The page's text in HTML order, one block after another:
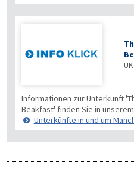
Informationen zur Unterkunft
Beakfast' finden Sie in
Unterkünfte in und um